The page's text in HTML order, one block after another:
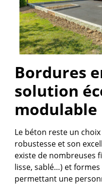
Bordures
solution
modulable
Le béton reste un
robustesse et son
existe de nombreuses
lisse, sablé…) et
permettant une